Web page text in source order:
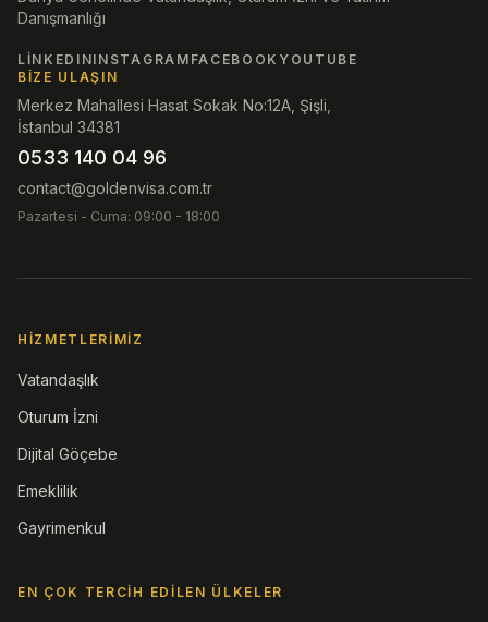
Danışmanlığı
LINKEDININSTAGRAM FACEBOOK YOUTUBE
BIZE ULAŞIN
Merkez Mahallesi Hasat Sokak No:12A, Şişli,
İstanbul 34381
0533 140 04 96
contact@goldenvisa.com.tr
Pazartesi - Cuma: 09:00 - 18:00
HIZMETLERIMIZ
Vatandaşlık
Oturum İzni
Dijital Göçebe
Emeklilik
Gayrimenkul
EN ÇOK TERCIH EDILEN ÜLKELER